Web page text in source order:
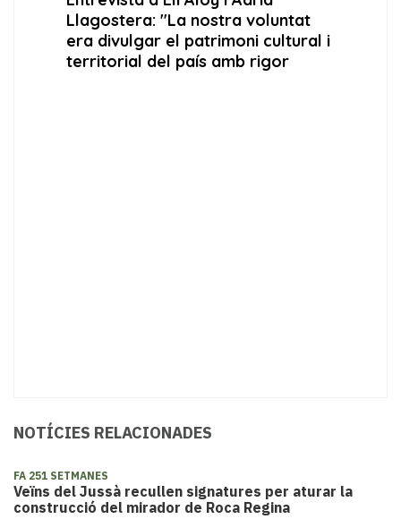
NOTÍCIES RELACIONADES
FA 251 SETMANES
Veïns del Jussà recullen signatures per aturar la
construcció del mirador de Roca Regina